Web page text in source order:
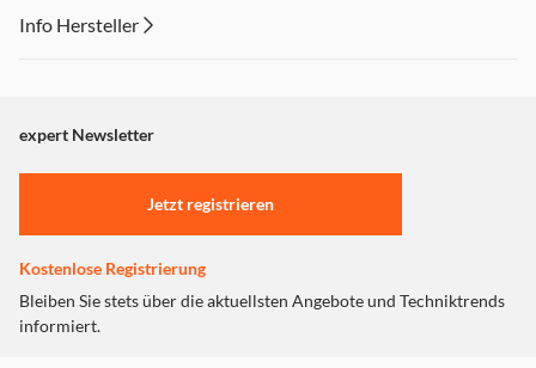
Info Hersteller
"Marketing".
Einstellungen anpassen
expert Newsletter
Jetzt registrieren
Kostenlose Registrierung
Bleiben Sie stets über die aktuellsten Angebote und Techniktrends
informiert.